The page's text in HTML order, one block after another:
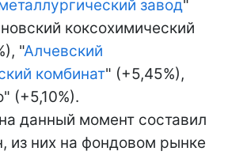
завод"
коксохимический
"Алчевский
комбинат" (+5,45%),
(+5,10%).
данный момент составил
из них на фондовом рынке